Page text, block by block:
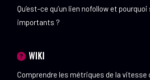
Qu’est-ce qu’un lien nofollow et
importants ?
WIKI
Comprendre les métriques de la vitesse